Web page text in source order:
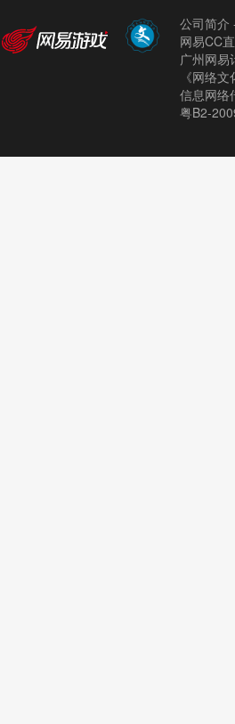
公司简介
网易CC
广州网
《网络
信息网络
粤B2-